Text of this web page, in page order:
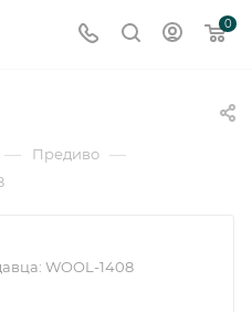
0
— Предиво —
WOOL-1408